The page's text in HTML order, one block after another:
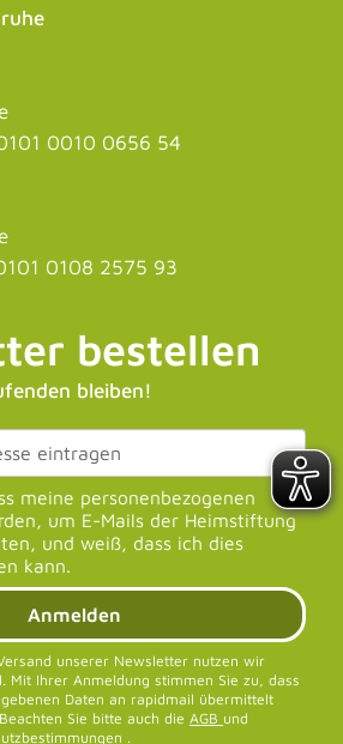
0010 0656 54
0108 2575 93
bestellen
bleiben!
meine personenbezogenen
um E-Mails der Heimstiftung
und weiß, dass ich dies
kann.
Anmelden
unserer Newsletter nutzen wir
Mit Ihrer Anmeldung stimmen Sie zu, dass
Daten an rapidmail übermittelt
Sie bitte auch die AGB und
.